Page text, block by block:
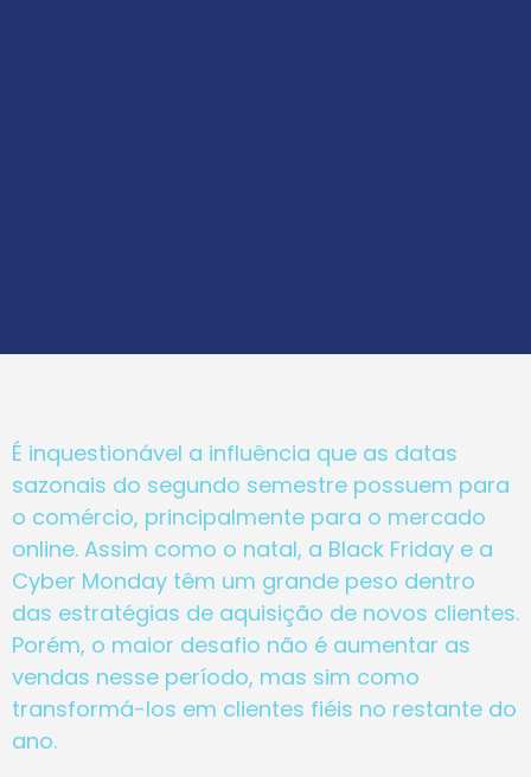
É inquestionável a influência que as datas
sazonais do segundo semestre possuem para
o comércio, principalmente para o mercado
online. Assim como o natal, a Black Friday e a
Cyber Monday têm um grande peso dentro
das estratégias de aquisição de novos clientes.
Porém, o maior desafio não é aumentar as
vendas nesse período, mas sim como
transformá-los em clientes fiéis no restante do
ano.